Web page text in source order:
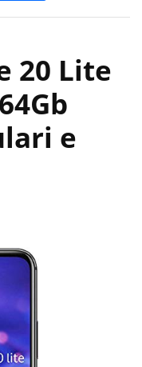
20 Lite
e